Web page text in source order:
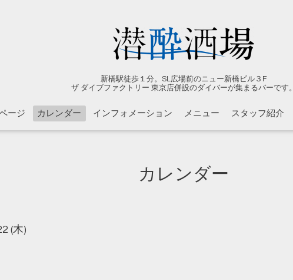
新橋駅徒歩１分。SL広場前のニュー新橋ビル３F
ザ ダイブファクトリー 東京店併設のダイバーが集まるバーです。
ージ カレンダー インフォメーション メニュー スタッフ紹介
カレンダー
(木)